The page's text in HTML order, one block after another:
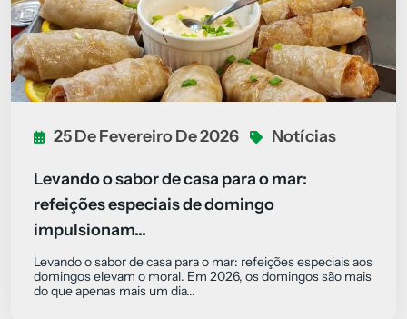
25 De Fevereiro De 2026 Notícias
Levando o sabor de casa para o mar:
refeições especiais de domingo
impulsionam...
Levando o sabor de casa para o mar: refeições especiais aos
domingos elevam o moral. Em 2026, os domingos são mais
do que apenas mais um dia...